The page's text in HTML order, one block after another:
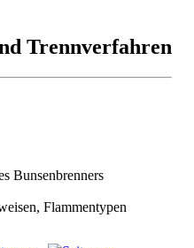
Trennverfahren
Bunsenbrenners
Flammentypen